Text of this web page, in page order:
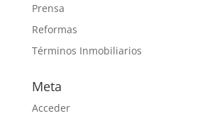
Prensa
Reformas
Términos Inmobiliarios
Meta
Acceder